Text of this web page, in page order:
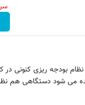
بودجه ریزی کنونی
می شود دستگاهی هم